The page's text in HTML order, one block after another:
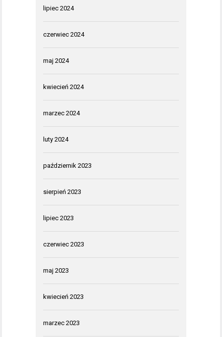
lipiec 2024
czerwiec 2024
maj 2024
kwiecień 2024
marzec 2024
luty 2024
październik 2023
sierpień 2023
lipiec 2023
czerwiec 2023
maj 2023
kwiecień 2023
marzec 2023